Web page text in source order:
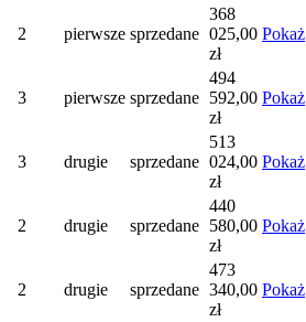
2 pierwsze sprzedane
368
025,00
zł
Pokaż
3 pierwsze sprzedane
494
592,00
zł
Pokaż
3 drugie sprzedane
513
024,00
zł
Pokaż
2 drugie sprzedane
440
580,00
zł
Pokaż
2 drugie sprzedane
473
340,00
zł
Pokaż